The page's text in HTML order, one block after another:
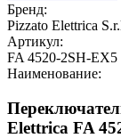
Бренд:
Pizzato Elettrica
Артикул:
FA 4520-2SH-EX5
Наименование:
Elettrica FA